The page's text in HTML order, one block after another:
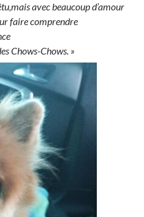
avec beaucoup d’amour
faire comprendre
Chows-Chows. »